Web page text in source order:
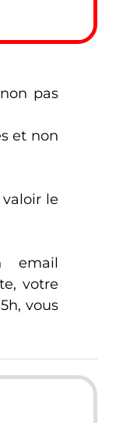
pas
et non
le
email
votre
vous